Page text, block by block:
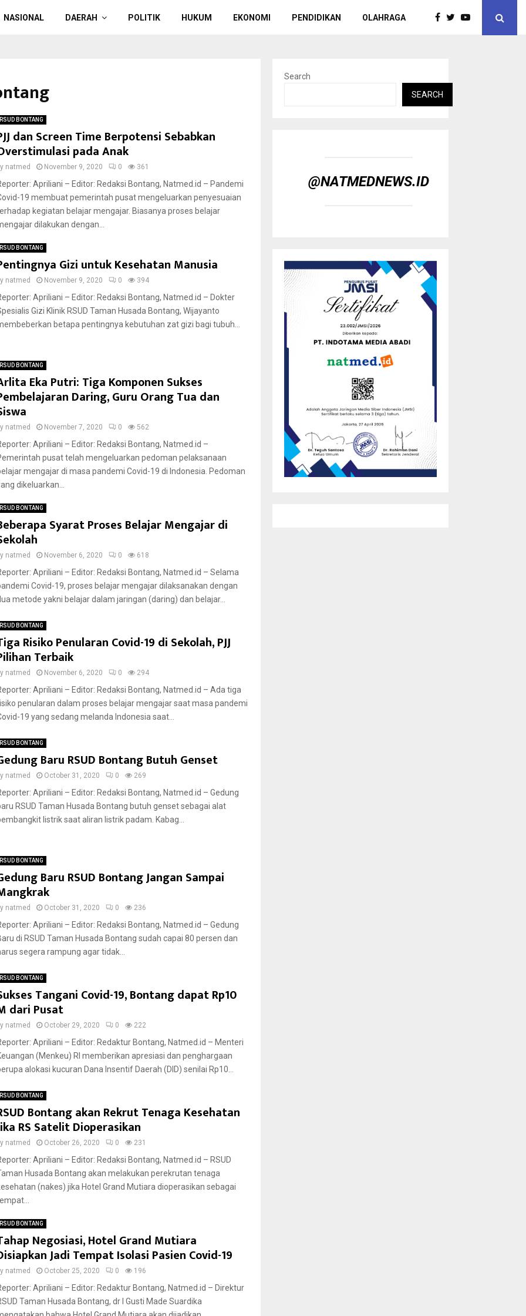
NASIONAL DAERAH POLITIK HUKUM EKONOMI PENDIDIKAN OLAHRAGA
RSUD BONTANG
dan Screen Time Berpotensi Sebabkan
pada Anak
natmed November 9, 2020 0 361
Apriliani – Editor: Redaksi Bontang, Natmed.id – Pandemi
19 membuat pemerintah pusat mengeluarkan penyesuaian
kegiatan belajar mengajar. Biasanya proses belajar
dilakukan dengan...
RSUD BONTANG
Gizi untuk Kesehatan Manusia
natmed November 9, 2020 0 394
Apriliani – Editor: Redaksi Bontang, Natmed.id – Dokter
Gizi Klinik RSUD Taman Husada Bontang, Wijayanto
betapa pentingnya kebutuhan zat gizi bagi tubuh...
RSUD BONTANG
Eka Putri: Tiga Komponen Sukses
Daring, Guru Orang Tua dan
natmed November 7, 2020 0 562
Apriliani – Editor: Redaksi Bontang, Natmed.id –
pusat telah mengeluarkan pedoman pelaksanaan
mengajar di masa pandemi Covid-19 di Indonesia. Pedoman
dikeluarkan...
RSUD BONTANG
Syarat Proses Belajar Mengajar di
natmed November 6, 2020 0 618
Apriliani – Editor: Redaksi Bontang, Natmed.id – Selama
Covid-19, proses belajar mengajar dilaksanakan dengan
metode yakni belajar dalam jaringan (daring) dan belajar...
RSUD BONTANG
Risiko Penularan Covid-19 di Sekolah, PJJ
Terbaik
natmed November 6, 2020 0 294
Apriliani – Editor: Redaksi Bontang, Natmed.id – Ada tiga
penularan dalam proses belajar mengajar saat masa pandemi
19 yang sedang melanda Indonesia saat...
RSUD BONTANG
Baru RSUD Bontang Butuh Genset
natmed October 31, 2020 0 269
Apriliani – Editor: Redaksi Bontang, Natmed.id – Gedung
RSUD Taman Husada Bontang butuh genset sebagai alat
listrik saat aliran listrik padam. Kabag...
RSUD BONTANG
Baru RSUD Bontang Jangan Sampai
natmed October 31, 2020 0 236
Apriliani – Editor: Redaksi Bontang, Natmed.id – Gedung
di RSUD Taman Husada Bontang sudah capai 80 persen dan
segera rampung agar tidak...
RSUD BONTANG
Tangani Covid-19, Bontang dapat Rp10
dari Pusat
natmed October 29, 2020 0 222
Apriliani – Editor: Redaktur Bontang, Natmed.id – Menteri
(Menkeu) RI memberikan apresiasi dan penghargaan
alokasi kucuran Dana Insentif Daerah (DID) senilai Rp10...
RSUD BONTANG
Bontang akan Rekrut Tenaga Kesehatan
RS Satelit Dioperasikan
natmed October 26, 2020 0 231
Apriliani – Editor: Redaksi Bontang, Natmed.id – RSUD
Husada Bontang akan melakukan perekrutan tenaga
(nakes) jika Hotel Grand Mutiara dioperasikan sebagai
RSUD BONTANG
Negosiasi, Hotel Grand Mutiara
Jadi Tempat Isolasi Pasien Covid-19
natmed October 25, 2020 0 196
Apriliani – Editor: Redaktur Bontang, Natmed.id – Direktur
Taman Husada Bontang, dr I Gusti Made Suardika
Search
SEARCH
@NATMEDNEWS.ID